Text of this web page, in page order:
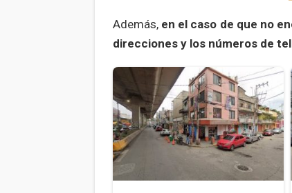
Además, en el caso de que no
direcciones y los números de